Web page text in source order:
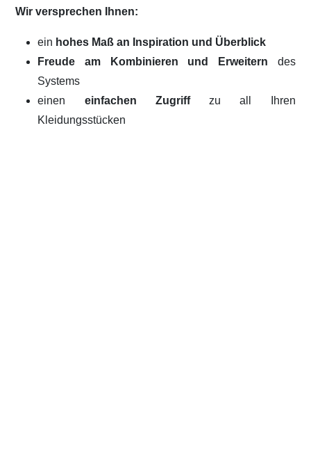
Wir versprechen Ihnen:
ein hohes Maß an Inspiration und Überblick
Freude am Kombinieren und Erweitern des
Systems
einen einfachen Zugriffzu all Ihren
Kleidungsstücken